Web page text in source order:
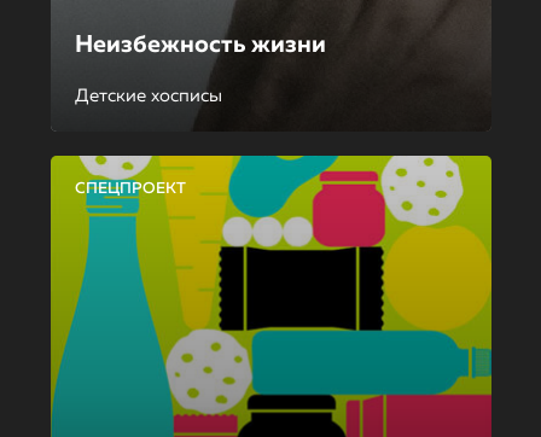
Неизбежность жизни
Детские хосписы
СПЕЦПРОЕКТ